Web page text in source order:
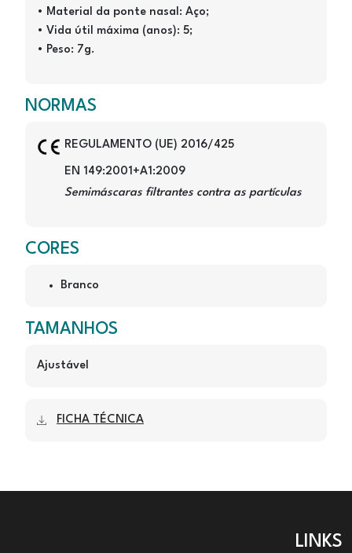
• Material da ponte nasal: Aço;
• Vida útil máxima (anos): 5;
• Peso: 7g.
NORMAS
ImageREGULAMENTO (UE) 2016/425
EN 149:2001+A1:2009
Semimáscaras filtrantes contra as partículas
CORES
Branco
TAMANHOS
Ajustável
FICHA TÉCNICA
LINKS